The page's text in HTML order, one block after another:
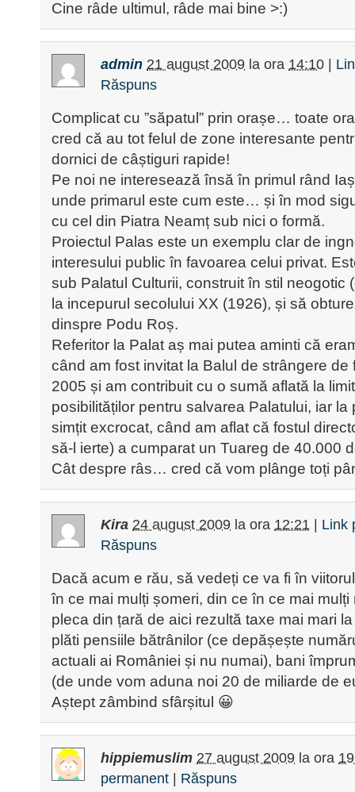
Cine râde ultimul, râde mai bine >:)
admin 21 august 2009 la ora 14:10
Răspuns
Complicat cu ”săpatul” prin orașe… toate
cred că au tot felul de zone interesante
dornici de câștiguri rapide!
Pe noi ne interesează însă în primul rând
unde primarul este cum este… și în mod
cu cel din Piatra Neamț sub nici o formă.
Proiectul Palas este un exemplu clar de
interesului public în favoarea celui privat.
sub Palatul Culturii, construit în stil neogotic
la incepurul secolului XX (1926), și să
dinspre Podu Roș.
Referitor la Palat aș mai putea aminti că
când am fost invitat la Balul de strângere de
2005 și am contribuit cu o sumă aflată la
posibilităților pentru salvarea Palatului, iar la
simțit excrocat, când am aflat că fostul
să-l ierte) a cumparat un Tuareg de 40.000
Cât despre râs… cred că vom plânge toți
Kira 24 august 2009 la ora 12:21
Link
Răspuns
Dacă acum e rău, să vedeți ce va fi în
în ce mai mulți șomeri, din ce în ce mai mulți
pleca din țară de aici rezultă taxe mai mari
plăti pensiile bătrânilor (ce depășește
actuali ai României și nu numai), bani
(de unde vom aduna noi 20 de miliarde de
Aștept zâmbind sfârșitul 😀
hippiemuslim 27 august 2009 la ora
permanent
Răspuns